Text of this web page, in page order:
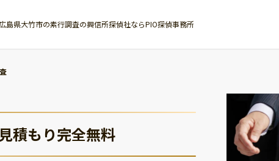
広島県大竹市の素行調査の興信所探偵社ならPIO探偵事務所
積もり完全無料